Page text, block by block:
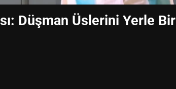
Düşman Üslerini Yerle Bir